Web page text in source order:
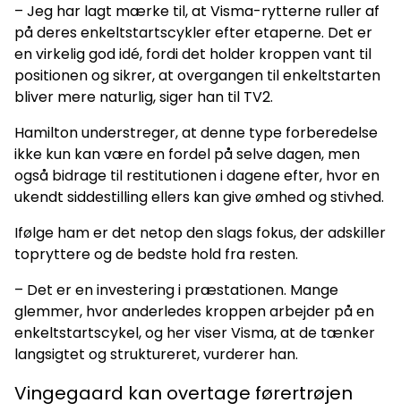
– Jeg har lagt mærke til, at Visma-rytterne ruller af
på deres enkeltstartscykler efter etaperne. Det er
en virkelig god idé, fordi det holder kroppen vant til
positionen og sikrer, at overgangen til enkeltstarten
bliver mere naturlig, siger han til TV2.
Hamilton understreger, at denne type forberedelse
ikke kun kan være en fordel på selve dagen, men
også bidrage til restitutionen i dagene efter, hvor en
ukendt siddestilling ellers kan give ømhed og stivhed.
Ifølge ham er det netop den slags fokus, der adskiller
topryttere og de bedste hold fra resten.
– Det er en investering i præstationen. Mange
glemmer, hvor anderledes kroppen arbejder på en
enkeltstartscykel, og her viser Visma, at de tænker
langsigtet og struktureret, vurderer han.
Vingegaard kan overtage førertrøjen